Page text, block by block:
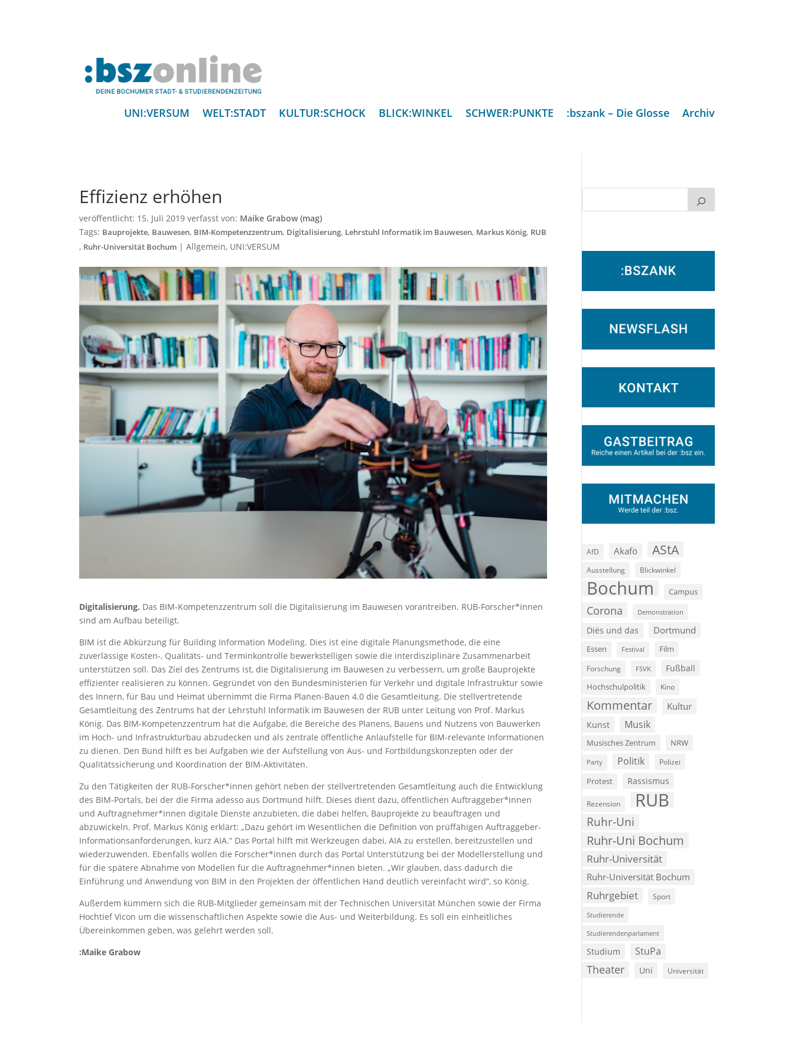
UNI:VERSUM WELT:STADT KULTUR:SCHOCK BLICK:WINKEL SCHWER:PUNKTE :bszank – Die Glosse Archiv
Effizienz erhöhen
veröffentlicht: 15. Juli 2019 verfasst von: Maike Grabow (mag)
Tags: Bauprojekte, Bauwesen, BIM-Kompetenzzentrum, Digitalisierung, Lehrstuhl Informatik im Bauwesen, Markus König, RUB
, Ruhr-Universität Bochum |Allgemein, UNI:VERSUM
Digitalisierung. Das BIM-Kompetenzzentrum soll die Digitalisierung im Bauwesen vorantreiben. RUB-Forscher*innen
sind am Aufbau beteiligt.
BIM ist die Abkürzung für Building Information Modeling. Dies ist eine digitale Planungsmethode, die eine
zuverlässige Kosten-, Qualitäts- und Terminkontrolle bewerkstelligen sowie die interdisziplinäre Zusammenarbeit
unterstützen soll. Das Ziel des Zentrums ist, die Digitalisierung im Bauwesen zu verbessern, um große Bauprojekte
effizienter realisieren zu können. Gegründet von den Bundesministerien für Verkehr und digitale Infrastruktur sowie
des Innern, für Bau und Heimat übernimmt die Firma Planen-Bauen 4.0 die Gesamtleitung. Die stellvertretende
Gesamtleitung des Zentrums hat der Lehrstuhl Informatik im Bauwesen der RUB unter Leitung von Prof. Markus
König. Das BIM-Kompetenzzentrum hat die Aufgabe, die Bereiche des Planens, Bauens und Nutzens von Bauwerken
im Hoch- und Infrastrukturbau abzudecken und als zentrale öffentliche Anlaufstelle für BIM-relevante Informationen
zu dienen. Den Bund hilft es bei Aufgaben wie der Aufstellung von Aus- und Fortbildungskonzepten oder der
Qualitätssicherung und Koordination der BIM-Aktivitäten.
Zu den Tätigkeiten der RUB-Forscher*innen gehört neben der stellvertretenden Gesamtleitung auch die Entwicklung
des BIM-Portals, bei der die Firma adesso aus Dortmund hilft. Dieses dient dazu, öffentlichen Auftraggeber*innen
und Auftragnehmer*innen digitale Dienste anzubieten, die dabei helfen, Bauprojekte zu beauftragen und
abzuwickeln. Prof. Markus König erklärt: „Dazu gehört im Wesentlichen die Definition von prüffähigen Auftraggeber-
Informationsanforderungen, kurz AIA.“ Das Portal hilft mit Werkzeugen dabei, AIA zu erstellen, bereitzustellen und
wiederzuwenden. Ebenfalls wollen die Forscher*innen durch das Portal Unterstützung bei der Modellerstellung und
für die spätere Abnahme von Modellen für die Auftragnehmer*innen bieten. „Wir glauben, dass dadurch die
Einführung und Anwendung von BIM in den Projekten der öffentlichen Hand deutlich vereinfacht wird“, so König.
Außerdem kümmern sich die RUB-Mitglieder gemeinsam mit der Technischen Universität München sowie der Firma
Hochtief Vicon um die wissenschaftlichen Aspekte sowie die Aus- und Weiterbildung. Es soll ein einheitliches
Übereinkommen geben, was gelehrt werden soll.
:Maike Grabow
AfD Akafö AStA
Ausstellung Blickwinkel
Bochum Campus
Corona Demonstration
Diës und das Dortmund
Essen Festival Film
Forschung FSVK Fußball
Hochschulpolitik Kino
Kommentar Kultur
Kunst Musik
Musisches Zentrum NRW
Party Politik Polizei
Protest Rassismus
Rezension RUB
Ruhr-Uni
Ruhr-Uni Bochum
Ruhr-Universität
Ruhr-Universität Bochum
Ruhrgebiet Sport
Studierende
Studierendenparlament
Studium StuPa
Theater Uni Universität